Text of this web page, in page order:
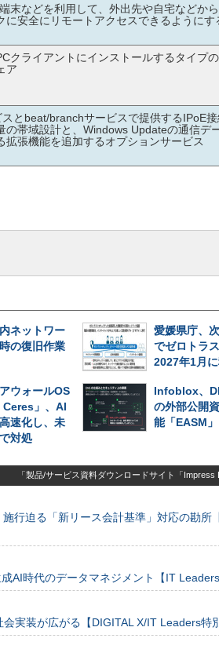
末などを利用して、外出先や自宅などか
に安全にリモートアクセスできるようにす
クライアントにインストールするタイプ
ア
とbeat/branchサービスで提供するIPoE
の帯域設計と、Windows Updateの通信デ
拡張機能を追加するオプションサービス
ネットワー
の復旧作業
愛媛県庁、
でゼロトラ
2027年1月
ウォールOS
Ceres」、AI
速化し、未
対処
Infoblox、
の外部公開
能「EASM」
「製品/サービス資料ダウンロードサイト「Impress
行迫る「新リース会計基準」対応の勘所
AI時代のデータマネジメント【IT Leaders
実装が広がる【DIGITAL X/IT Leaders特